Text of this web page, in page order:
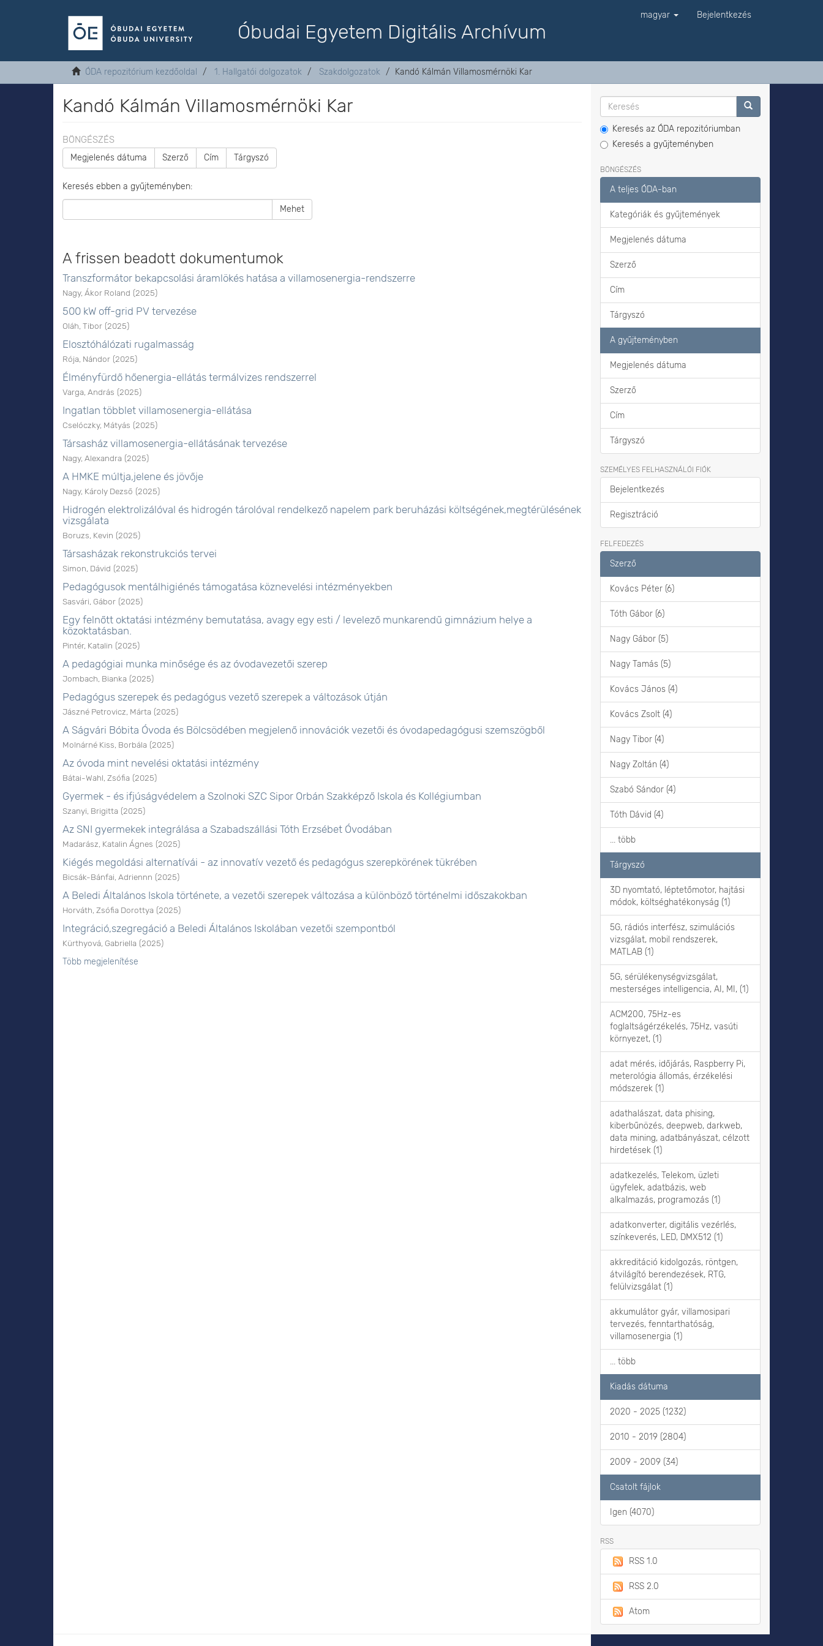
Óbudai Egyetem Digitális Archívum
magyar Bejelentkezés
ÓDA repozitórium kezdőoldal 1. Hallgatói dolgozatok Szakdolgozatok Kandó Kálmán Villamosmérnöki Kar
Kandó Kálmán Villamosmérnöki Kar
BÖNGÉSZÉS
Megjelenés dátuma Szerző Cím Tárgyszó
Keresés ebben a gyűjteményben:
Mehet
A frissen beadott dokumentumok
Transzformátor bekapcsolási áramlökés hatása a villamosenergia-rendszerre
Nagy, Ákor Roland (2025)
500 kW off-grid PV tervezése
Oláh, Tibor (2025)
Elosztóhálózati rugalmasság
Rója, Nándor (2025)
Élményfürdő hőenergia-ellátás termálvizes rendszerrel
Varga, András (2025)
Ingatlan többlet villamosenergia-ellátása
Cselóczky, Mátyás (2025)
Társasház villamosenergia-ellátásának tervezése
Nagy, Alexandra (2025)
A HMKE múltja,jelene és jövője
Nagy, Károly Dezső (2025)
Hidrogén elektrolizálóval és hidrogén tárolóval rendelkező napelem park beruházási költségének,megtérülésének
vizsgálata
Boruzs, Kevin (2025)
Társasházak rekonstrukciós tervei
Simon, Dávid (2025)
Pedagógusok mentálhigiénés támogatása köznevelési intézményekben
Sasvári, Gábor (2025)
Egy felnőtt oktatási intézmény bemutatása, avagy egy esti / levelező munkarendű gimnázium helye a
közoktatásban.
Pintér, Katalin (2025)
A pedagógiai munka minősége és az óvodavezetői szerep
Jombach, Bianka (2025)
Pedagógus szerepek és pedagógus vezető szerepek a változások útján
Jászné Petrovicz, Márta (2025)
A Ságvári Bóbita Óvoda és Bölcsödében megjelenő innovációk vezetői és óvodapedagógusi szemszögből
Molnárné Kiss, Borbála (2025)
Az óvoda mint nevelési oktatási intézmény
Bátai-Wahl, Zsófia (2025)
Gyermek - és ifjúságvédelem a Szolnoki SZC Sipor Orbán Szakképző Iskola és Kollégiumban
Szanyi, Brigitta (2025)
Az SNI gyermekek integrálása a Szabadszállási Tóth Erzsébet Óvodában
Madarász, Katalin Ágnes (2025)
Kiégés megoldási alternatívái - az innovatív vezető és pedagógus szerepkörének tükrében
Bicsák-Bánfai, Adriennn (2025)
A Beledi Általános Iskola története, a vezetői szerepek változása a különböző történelmi időszakokban
Horváth, Zsófia Dorottya (2025)
Integráció,szegregáció a Beledi Általános Iskolában vezetői szempontból
Kürthyová, Gabriella (2025)
Több megjelenítése
Keresés az ÓDA repozitóriumban
Keresés a gyűjteményben
BÖNGÉSZÉS
A teljes ÓDA-ban
Kategóriák és gyűjtemények
Megjelenés dátuma
Szerző
Cím
Tárgyszó
A gyűjteményben
Megjelenés dátuma
Szerző
Cím
Tárgyszó
SZEMÉLYES FELHASZNÁLÓI FIÓK
Bejelentkezés
Regisztráció
FELFEDEZÉS
Szerző
Kovács Péter (6)
Tóth Gábor (6)
Nagy Gábor (5)
Nagy Tamás (5)
Kovács János (4)
Kovács Zsolt (4)
Nagy Tibor (4)
Nagy Zoltán (4)
Szabó Sándor (4)
Tóth Dávid (4)
... több
Tárgyszó
3D nyomtató, léptetőmotor, hajtási
módok, költséghatékonyság (1)
5G, rádiós interfész, szimulációs
vizsgálat, mobil rendszerek,
MATLAB (1)
5G, sérülékenységvizsgálat,
mesterséges intelligencia, AI, MI, (1)
ACM200, 75Hz-es
foglaltságérzékelés, 75Hz, vasúti
környezet, (1)
adat mérés, időjárás, Raspberry Pi,
meterológia állomás, érzékelési
módszerek (1)
adathalászat, data phising,
kiberbűnözés, deepweb, darkweb,
data mining, adatbányászat, célzott
hirdetések (1)
adatkezelés, Telekom, üzleti
ügyfelek, adatbázis, web
alkalmazás, programozás (1)
adatkonverter, digitális vezérlés,
színkeverés, LED, DMX512 (1)
akkreditáció kidolgozás, röntgen,
átvilágító berendezések, RTG,
felülvizsgálat (1)
akkumulátor gyár, villamosipari
tervezés, fenntarthatóság,
villamosenergia (1)
... több
Kiadás dátuma
2020 - 2025 (1232)
2010 - 2019 (2804)
2009 - 2009 (34)
Csatolt fájlok
Igen (4070)
RSS
RSS 1.0
RSS 2.0
Atom